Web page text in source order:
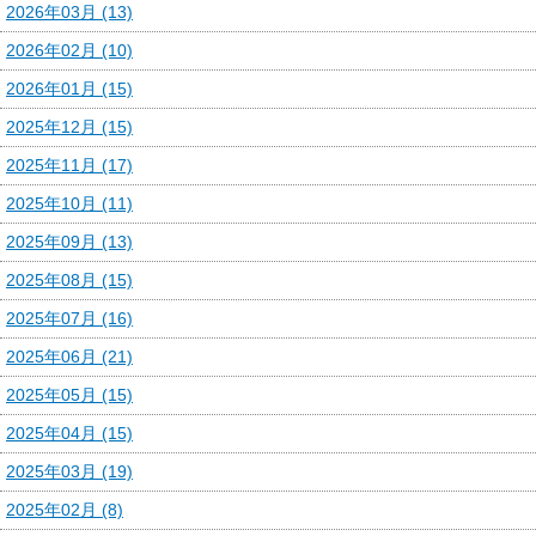
2026年03月 (13)
2026年02月 (10)
2026年01月 (15)
2025年12月 (15)
2025年11月 (17)
2025年10月 (11)
2025年09月 (13)
2025年08月 (15)
2025年07月 (16)
2025年06月 (21)
2025年05月 (15)
2025年04月 (15)
2025年03月 (19)
2025年02月 (8)